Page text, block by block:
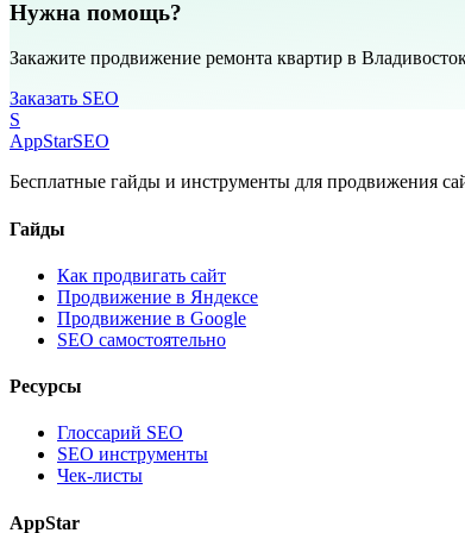
Нужна помощь?
Закажите продвижение ремонта квартир в
Заказать SEO
S
AppStarSEO
Бесплатные гайды и инструменты для продвижения
Гайды
Как продвигать сайт
Продвижение в Яндексе
Продвижение в Google
SEO самостоятельно
Ресурсы
Глоссарий SEO
SEO инструменты
Чек-листы
AppStar